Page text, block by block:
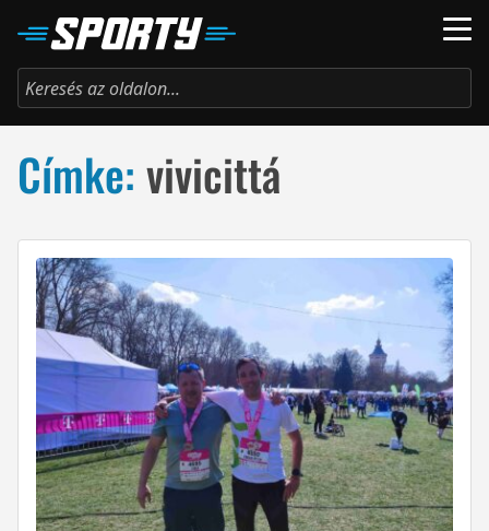
Címke: vivicittá